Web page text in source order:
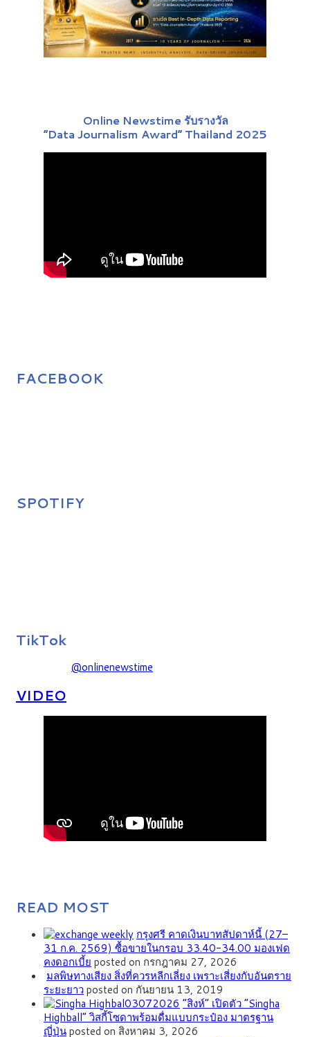
Online Newstime รับรางวัล
“Data Journalism Award” Thailand 2025
FACEBOOK
SPOTIFY
TikTok
@onlinenewstime
VIDEO
READ MOST
กรุงศรี คาดเงินบาทสัปดาห์นี้ (27–
31 ก.ค. 2569) ซื้อขายในกรอบ 33.40-34.00 มองเฟด
คงดอกเบี้ย posted on กรกฎาคม 27, 2026
มลพิษทางเสียง สิ่งที่ควรหลีกเลี่ยง เพราะเสี่ยงกับอันตราย
ระยะยาวposted on กันยายน 13, 2019
“สิงห์” เปิดตัว “Singha
Highball” วิสกี้โซดาพร้อมดื่มแบบกระป๋อง มาตรฐาน
ญี่ปุ่นposted on สิงหาคม 3, 2026